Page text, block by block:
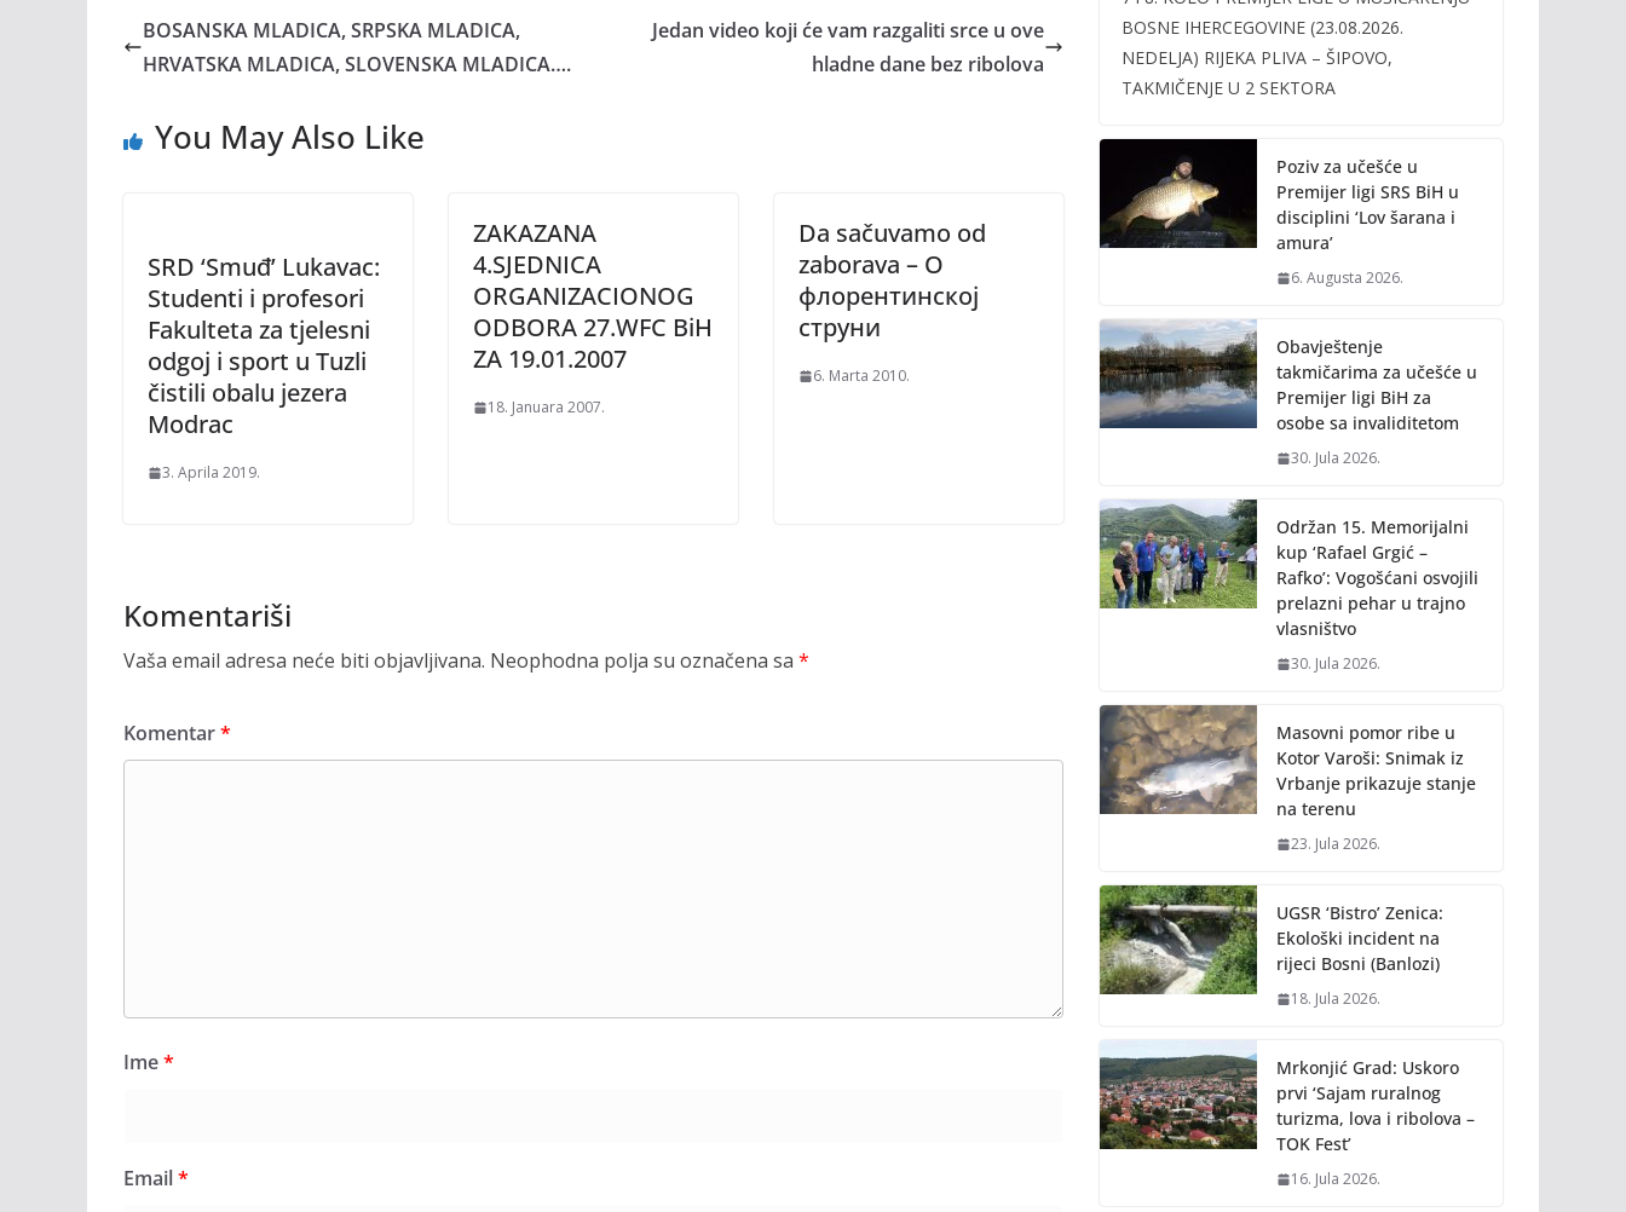
BOSANSKA MLADICA, SRPSKA MLADICA,
HRVATSKA MLADICA, SLOVENSKA MLADICA….
Jedan video koji će vam razgaliti srce u ove
hladne dane bez ribolova
You May Also Like
SRD ‘Smuđ’ Lukavac:
Studenti i profesori
Fakulteta za tjelesni
odgoj i sport u Tuzli
čistili obalu jezera
Modrac
3. Aprila 2019.
ZAKAZANA
4.SJEDNICA
ORGANIZACIONOG
ODBORA 27.WFC BiH
ZA 19.01.2007
18. Januara 2007.
Da sačuvamo od
zaborava – О
флорентинској
струни
6. Marta 2010.
Komentariši
Vaša email adresa neće biti objavljivana. Neophodna polja su označena sa *
Komentar*
Ime*
Email*
e
b
o
o
k
itt
er
ai
l
p
y
Li
k
BOSNE IHERCEGOVINE (23.08.2026.
NEDELJA) RIJEKA PLIVA – ŠIPOVO,
TAKMIČENJE U 2 SEKTORA
Poziv za učešće u
Premijer ligi SRS BiH u
disciplini ‘Lov šarana i
amura’
6. Augusta 2026.
Obavještenje
takmičarima za učešće u
Premijer ligi BiH za
osobe sa invaliditetom
30. Jula 2026.
Održan 15. Memorijalni
kup ‘Rafael Grgić –
Rafko’: Vogošćani osvojili
prelazni pehar u trajno
vlasništvo
30. Jula 2026.
Masovni pomor ribe u
Kotor Varoši: Snimak iz
Vrbanje prikazuje stanje
na terenu
23. Jula 2026.
UGSR ‘Bistro’ Zenica:
Ekološki incident na
rijeci Bosni (Banlozi)
18. Jula 2026.
Mrkonjić Grad: Uskoro
prvi ‘Sajam ruralnog
turizma, lova i ribolova –
TOK Fest’
16. Jula 2026.